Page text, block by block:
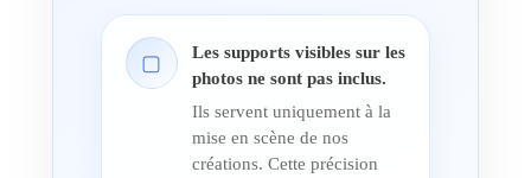
▢
Les supports visibles sur les
photos ne sont pas inclus.
Ils servent uniquement à la
mise en scène de nos
créations. Cette précision